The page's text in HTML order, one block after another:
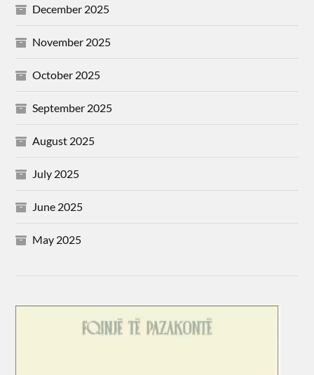
December 2025
November 2025
October 2025
September 2025
August 2025
July 2025
June 2025
May 2025